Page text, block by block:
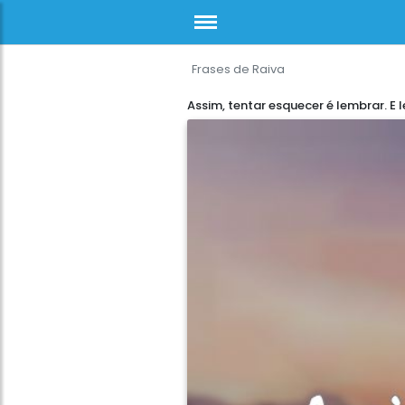
Frases de Raiva
Assim, tentar esquecer é lembrar. E